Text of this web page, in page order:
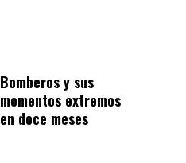
Bomberos y sus
momentos extremos
en doce meses